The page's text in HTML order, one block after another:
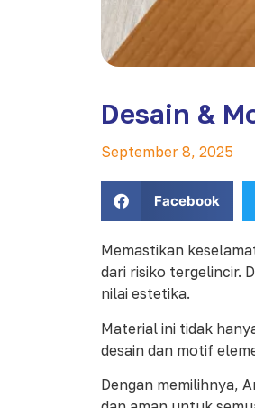
Desain &
September 8, 2025
Facebook
Memastikan
dari risiko tergelincir.
nilai estetika.
Material ini tidak
desain dan motif
Dengan memilihnya,